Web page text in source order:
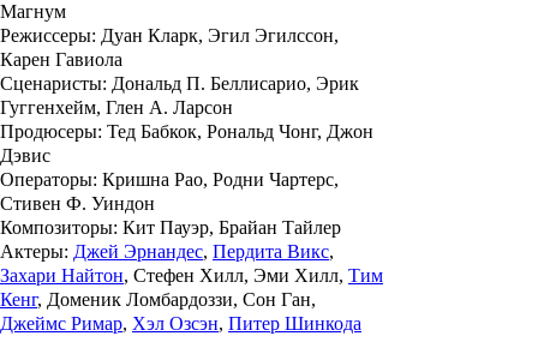
Магнум
Режиссеры: Дуан Кларк, Эгил Эгилссон,
Карен Гавиола
Сценаристы: Дональд П. Беллисарио, Эрик
Гуггенхейм, Глен А. Ларсон
Продюсеры: Тед Бабкок, Рональд Чонг, Джон
Дэвис
Операторы: Кришна Рао, Родни Чартерс,
Стивен Ф. Уиндон
Композиторы: Кит Пауэр, Брайан Тайлер
Актеры: Джей Эрнандес, Пердита Викс,
Захари Найтон, Стефен Хилл, Эми Хилл, Тим
Кенг, Доменик Ломбардоззи, Сон Ган,
Джеймс Римар, Хэл Озсэн, Питер Шинкода